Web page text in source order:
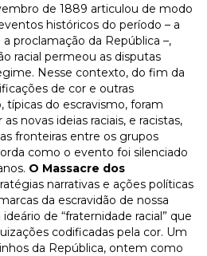
de 1889 articulou de modo
históricos do período – a
proclamação da República –,
racial permeou as disputas
Nesse contexto, do fim da
de cor e outras
do escravismo, foram
novas ideias raciais, e racistas,
fronteiras entre os grupos
como o evento foi silenciado
O Massacre dos
narrativas e ações políticas
da escravidão de nossa
de “fraternidade racial” que
codificadas pela cor. Um
da República, ontem como